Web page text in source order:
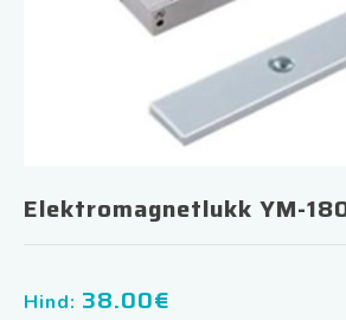
Elektromagnetlukk YM-
Hind: 38.00€